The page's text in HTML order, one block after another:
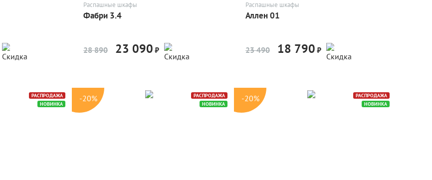
-20%
Распашные шкафы
Фабри 3.4
28 890 23 090 ₽ -20%
Распашные шкафы
Аллен 01
23 490 18 790 ₽ -20%
РАСПРОДАЖА
НОВИНКА
-20%
РАСПРОДАЖА
НОВИНКА
-20%
РАСПРОДАЖА
НОВИНКА